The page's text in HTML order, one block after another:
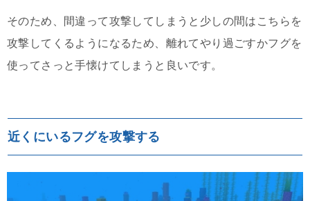
そのため、間違って攻撃してしまうと少しの間はこちらを
攻撃してくるようになるため、離れてやり過ごすかフグを
使ってさっと手懐けてしまうと良いです。
近くにいるフグを攻撃する